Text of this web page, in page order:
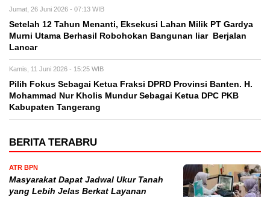
Jumat, 26 Juni 2026 - 07:13 WIB
Setelah 12 Tahun Menanti, Eksekusi Lahan Milik PT Gardya
Murni Utama Berhasil Robohokan Bangunan liar Berjalan
Lancar
Kamis, 11 Juni 2026 - 15:25 WIB
Pilih Fokus Sebagai Ketua Fraksi DPRD Provinsi Banten. H.
Mohammad Nur Kholis Mundur Sebagai Ketua DPC PKB
Kabupaten Tangerang
BERITA TERABRU
ATR BPN
Masyarakat Dapat Jadwal Ukur Tanah
yang Lebih Jelas Berkat Layanan